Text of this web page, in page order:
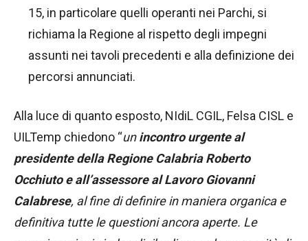
15, in particolare quelli operanti nei Parchi, si
richiama la Regione al rispetto degli impegni
assunti nei tavoli precedenti e alla definizione dei
percorsi annunciati.
Alla luce di quanto esposto, NIdiL CGIL, Felsa CISL e
UILTemp chiedono “unincontro urgente al
presidente della Regione Calabria Roberto
Occhiuto e all’assessore al Lavoro Giovanni
Calabrese, al fine di definire in maniera organica e
definitiva tutte le questioni ancora aperte. Le